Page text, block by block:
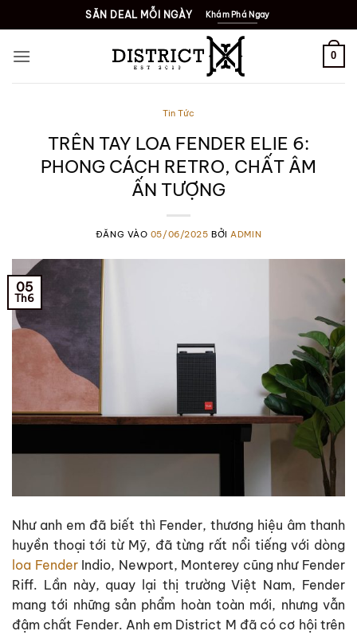
qua
nội
SĂN DEAL MỖI NGÀY Khám Phá Ngay
0
Tin Tức
TRÊN TAY LOA FENDER ELIE 6:
PHONG CÁCH RETRO, CHẤT ÂM
ẤN TƯỢNG
ĐĂNG VÀO 05/06/2025 BỞI ADMIN
05
Th6
Như anh em đã biết thì Fender, thương hiệu âm thanh
huyền thoại tới từ Mỹ, đã từng rất nổi tiếng với dòng
loa FenderIndio, Newport, Monterey cũng như Fender
Riff. Lần này, quay lại thị trường Việt Nam, Fender
mang tới những sản phẩm hoàn toàn mới, nhưng vẫn
đậm chất Fender. Anh em District M đã có cơ hội trên